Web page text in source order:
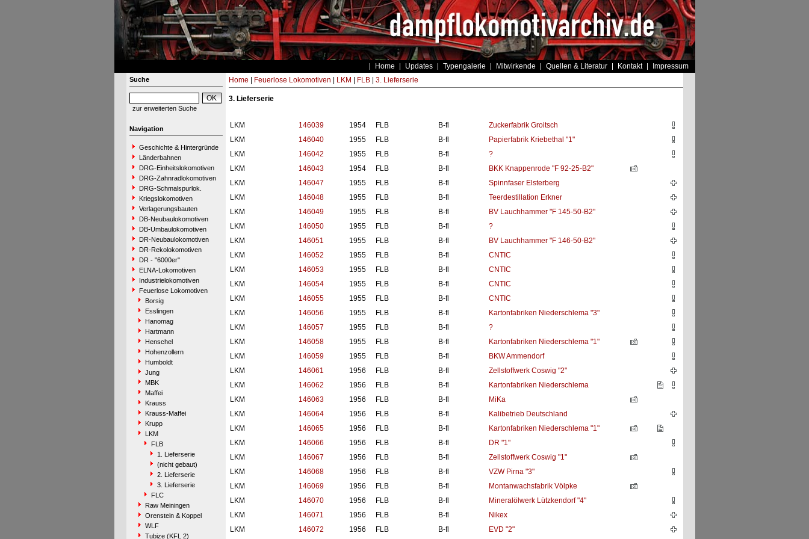
Home Updates Typengalerie Mitwirkende Quellen & Literatur Kontakt Impressum
Suche
zur erweiterten Suche
Navigation
Geschichte & Hintergründe
Länderbahnen
DRG-Einheitslokomotiven
DRG-Zahnradlokomotiven
DRG-Schmalspurlok.
Kriegslokomotiven
Verlagerungsbauten
DB-Neubaulokomotiven
DB-Umbaulokomotiven
DR-Neubaulokomotiven
DR-Rekolokomotiven
DR - "6000er"
ELNA-Lokomotiven
Industrielokomotiven
Feuerlose Lokomotiven
Borsig
Esslingen
Hanomag
Hartmann
Henschel
Hohenzollern
Humboldt
Jung
MBK
Maffei
Krauss
Krauss-Maffei
Krupp
LKM
FLB
1. Lieferserie
(nicht gebaut)
2. Lieferserie
3. Lieferserie
FLC
Raw Meiningen
Orenstein & Koppel
WLF
Tubize (KFL 2)
Home Feuerlose Lokomotiven LKM FLB| 3. Lieferserie
3. Lieferserie
LKM 146039 1954 FLB B-fl
Zuckerfabrik Groitsch
LKM
146040 1955 FLB B-fl
Papierfabrik Kriebethal "1"
LKM
146042 1955 FLB B-fl
?
LKM
146043 1954 FLB B-fl
BKK Knappenrode "F 92-25-B2"
LKM
146047 1955 FLB B-fl
Spinnfaser Elsterberg
LKM
146048 1955 FLB B-fl
Teerdestillation Erkner
LKM
146049 1955 FLB B-fl
BV Lauchhammer "F 145-50-B2"
LKM
146050 1955 FLB B-fl
?
LKM
146051 1955 FLB B-fl
BV Lauchhammer "F 146-50-B2"
LKM
146052 1955 FLB B-fl
CNTIC
LKM
146053 1955 FLB B-fl
CNTIC
LKM
146054 1955 FLB B-fl
CNTIC
LKM
146055 1955 FLB B-fl
CNTIC
LKM
146056 1955 FLB B-fl
Kartonfabriken Niederschlema "3"
LKM
146057 1955 FLB B-fl
?
LKM
146058 1955 FLB B-fl
Kartonfabriken Niederschlema "1"
LKM
146059 1955 FLB B-fl
BKW Ammendorf
LKM
146061 1956 FLB B-fl
Zellstoffwerk Coswig "2"
LKM
146062 1956 FLB B-fl
Kartonfabriken Niederschlema
LKM
146063 1956 FLB B-fl
MiKa
LKM
146064 1956 FLB B-fl
Kalibetrieb Deutschland
LKM
146065 1956 FLB B-fl
Kartonfabriken Niederschlema "1"
LKM
146066 1956 FLB B-fl
DR "1"
LKM
146067 1956 FLB B-fl
Zellstoffwerk Coswig "1"
LKM
146068 1956 FLB B-fl
VZW Pirna "3"
LKM
146069 1956 FLB B-fl
Montanwachsfabrik Völpke
LKM
146070 1956 FLB B-fl
Mineralölwerk Lützkendorf "4"
LKM
146071 1956 FLB B-fl
Nikex
LKM
146072 1956 FLB B-fl EVD "2"